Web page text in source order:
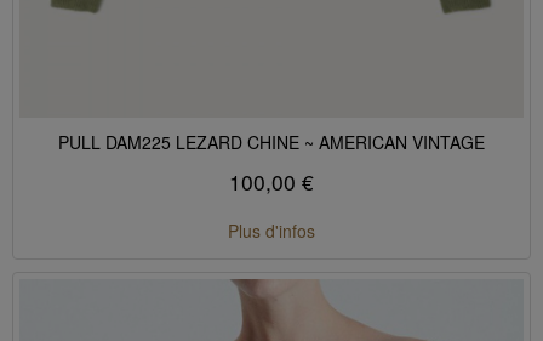
PULL DAM225 LEZARD CHINE ~ AMERICAN VINTAGE
100,00 €
Plus d'infos